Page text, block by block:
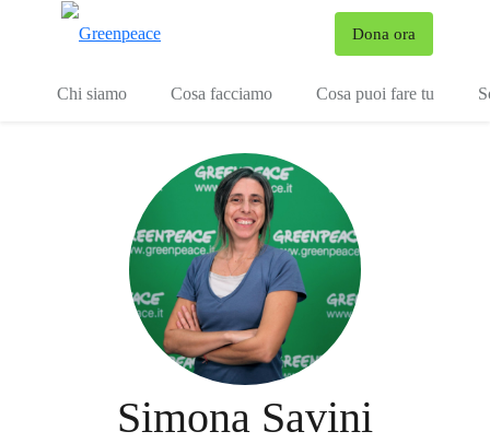
Dona ora
Chi siamo Cosa facciamo Cosa puoi fare tu
Simona Savini